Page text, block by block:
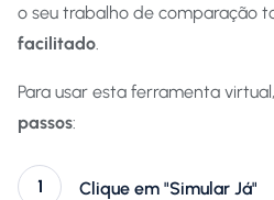
o seu trabalho de comparação
facilitado.
Para usar esta ferramenta
passos:
Clique em "Simular Já"